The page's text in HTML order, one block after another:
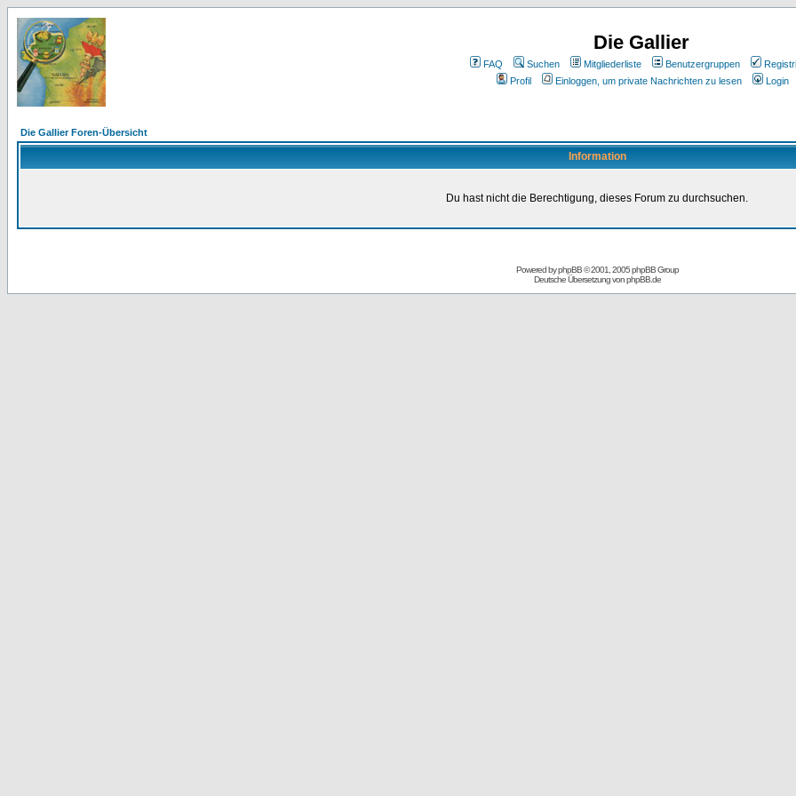
Die Gallier
FAQ Suchen Mitgliederliste Benutzergruppen
Profil
Einloggen, um private Nachrichten zu lesen Login
Die Gallier Foren-Übersicht
Information
Du hast nicht die Berechtigung, dieses Forum zu durchsuchen.
Powered byphpBB© 2001, 2005 phpBB Group
Deutsche Übersetzung vonphpBB.de